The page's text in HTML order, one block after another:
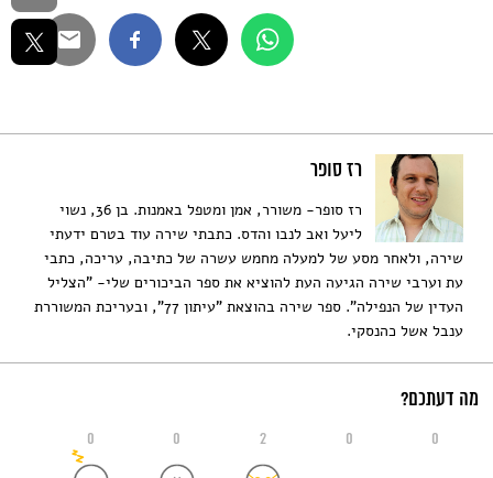
רז סופר
רז סופר- משורר, אמן ומטפל באמנות. בן 36, נשוי
ליעל ואב לנבו והדס. כתבתי שירה עוד בטרם ידעתי
שירה, ולאחר מסע של למעלה מחמש עשרה של כתיבה, עריכה, כתבי
עת וערבי שירה הגיעה העת להוציא את ספר הביכורים שלי- "הצליל
העדין של הנפילה". ספר שירה בהוצאת "עיתון 77", ובעריכת המשוררת
ענבל אשל כהנסקי.
מה דעתכם?
0 0 2 0 0